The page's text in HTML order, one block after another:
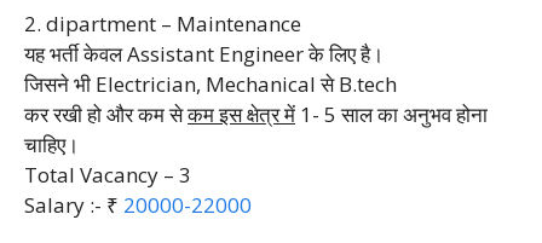
2. dipartment – Maintenance
यह भर्ती केवल Assistant Engineer के लिए है।
जिसने भी Electrician, Mechanical से B.tech
कर रखी हो और कम सेकम इस क्षेत्र में 1- 5 साल का अनुभव होना
चाहिए।
Total Vacancy – 3
Salary :- ₹ 20000-22000